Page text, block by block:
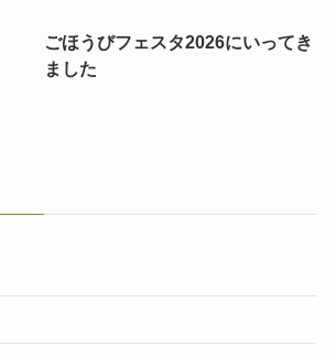
ごほうびフェスタ2026にいってき
ました